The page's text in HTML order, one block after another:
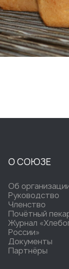
О СОЮЗЕ
Об
Руководство
Членство
Почётный
Журнал
России»
Документы
Партнёры